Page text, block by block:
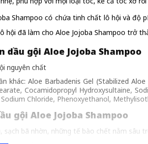
Shampoo có chứa tinh chất lô hội và độ
hội đã làm cho Aloe Jojoba Shampoo trở
dầu gội Aloe Jojoba Shampoo
nguyên chất
khác: Aloe Barbadenis Gel (Stabilized
Cocamidopropyl Hydroxysultaine,
Chloride, Phenoxyethanol,
gội Aloe Jojoba Shampoo
sạch bã nhờn, những tế bào chết nằm sâu